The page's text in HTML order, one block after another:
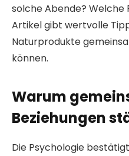
solche Abende? Welche
Artikel gibt wertvolle
Naturprodukte
können.
Warum
Beziehungen
Die Psychologie